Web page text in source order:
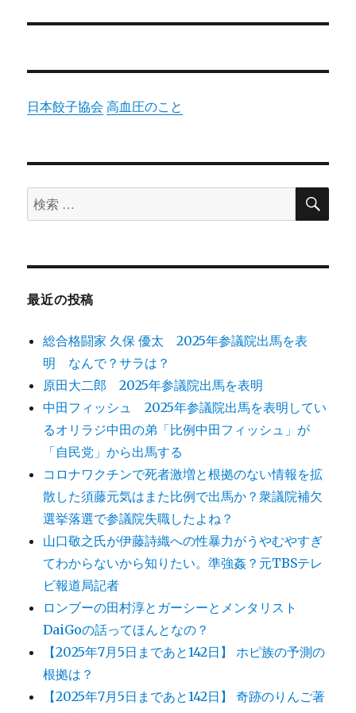
稿:
日本餃子協会 高血圧のこと
検
索
象:
検
最近の投稿
総合格闘家 久保 優太 2025年参議院出馬を表
明 なんで？サラは？
原田大二郎 2025年参議院出馬を表明
中田フィッシュ 2025年参議院出馬を表明してい
るオリラジ中田の弟「比例中田フィッシュ」が
「自民党」から出馬する
コロナワクチンで死者激増と根拠のない情報を拡
散した須藤元気はまた比例で出馬か？衆議院補欠
選挙落選で参議院失職したよね？
山口敬之氏が伊藤詩織への性暴力がうやむやすぎ
てわからないから知りたい。準強姦？元TBSテレ
ビ報道局記者
ロンブーの田村淳とガーシーとメンタリスト
DaiGoの話ってほんとなの？
【2025年7月5日まであと142日】 ホピ族の予測の
根拠は？
【2025年7月5日まであと142日】 奇跡のりんご著